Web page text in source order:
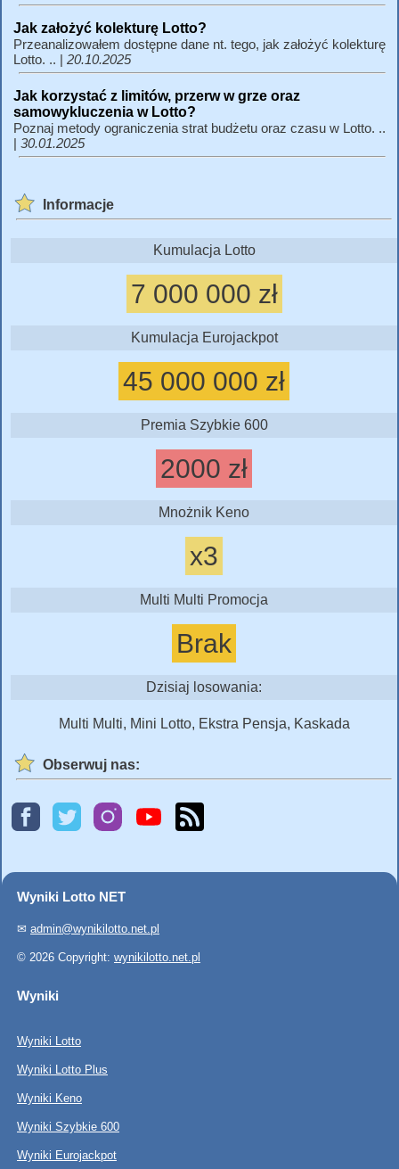
Jak założyć kolekturę Lotto?
Przeanalizowałem dostępne dane nt. tego, jak założyć kolekturę
Lotto. .. | 20.10.2025
Jak korzystać z limitów, przerw w grze oraz
samowykluczenia w Lotto?
Poznaj metody ograniczenia strat budżetu oraz czasu w Lotto. ..
| 30.01.2025
Informacje
Kumulacja Lotto
7 000 000 zł
Kumulacja Eurojackpot
45 000 000 zł
Premia Szybkie 600
2000 zł
Mnożnik Keno
x3
Multi Multi Promocja
Brak
Dzisiaj losowania:
Multi Multi, Mini Lotto, Ekstra Pensja, Kaskada
Obserwuj nas:
Wyniki Lotto NET
✉ admin@wynikilotto.net.pl
© 2026 Copyright: wynikilotto.net.pl
Wyniki
Wyniki Lotto
Wyniki Lotto Plus
Wyniki Keno
Wyniki Szybkie 600
Wyniki Eurojackpot